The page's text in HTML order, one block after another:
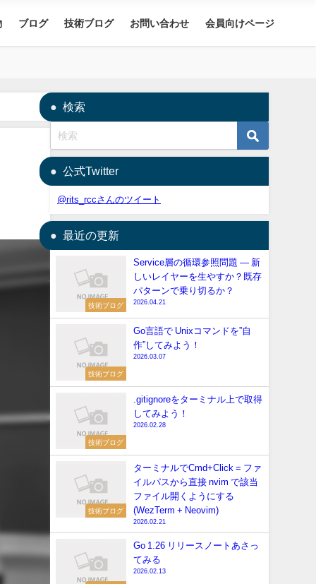
ブログ 技術ブログ お問い合わせ 会員向けページ
検索
公式Twitter
@rits_rccさんのツイート
最近の更新
技術ブログ
Service層の循環参照問題 — 新
しいレイヤーを生やすか？既存
パターンで乗り切るか？
2026.04.21
技術ブログ
Go言語で Unixコマンドを”自
作”してみよう！
2026.03.07
技術ブログ
.gitignoreをターミナル上で取得
してみよう！
2026.02.28
技術ブログ
ターミナルでCmd+Click = ファ
イルパスから直接 nvim で該当
ファイル開くようにする
(WezTerm + Neovim)
2026.02.21
Go 1.26 リリースノートあさっ
てみる
2026.02.13